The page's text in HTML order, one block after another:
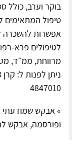
בוקר וערב, כולל
טיפול המתאימים
אפשרות להשכרה
לטיפולים פרא-
מרווחת, ממ״ד,
4847010
» אבקש
ופורסמה, אבקש